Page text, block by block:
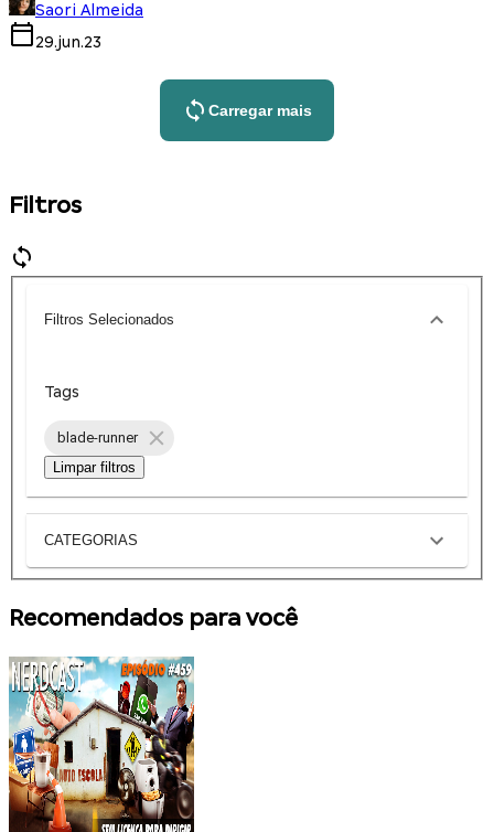
Saori Almeida
29.jun.23
Carregar mais
Filtros
Filtros Selecionados
Tags
blade-runner
Limpar filtros
CATEGORIAS
Recomendados para você